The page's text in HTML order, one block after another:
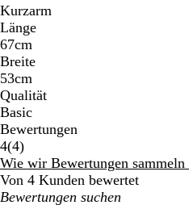
Kurzarm
Länge
67cm
Breite
53cm
Qualität
Basic
Bewertungen
4(44
Bewertungen
)
Wie wir Bewertungen sammeln
Von 4 Kunden bewertet
Meine